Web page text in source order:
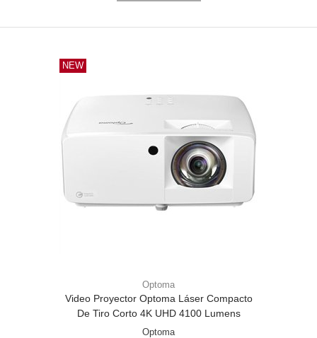
NEW
Optoma
Video Proyector Optoma Láser Compacto
De Tiro Corto 4K UHD 4100 Lumens
Optoma